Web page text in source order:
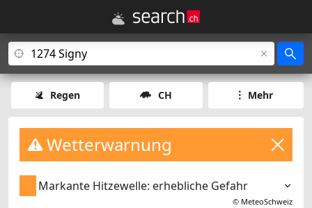
Regen CH Mehr
Wetterwarnung
Markante Hitzewelle: erhebliche Gefahr
© MeteoSchweiz